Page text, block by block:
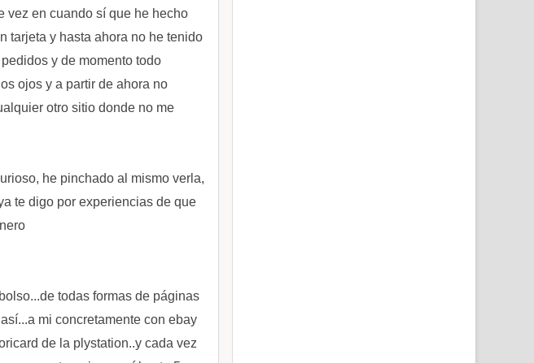
vez en cuando sí que he hecho
tarjeta y hasta ahora no he tenido
y de momento todo
ojos y a partir de ahora no
otro sitio donde no me
he pinchado al mismo verla,
te digo por experiencias de que
todas formas de páginas
mi concretamente con ebay
de la plystation..y cada vez